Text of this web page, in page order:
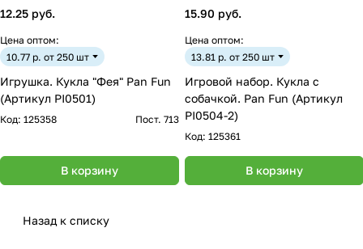
12.25 руб.
Цена оптом:
10.77 р. от 250 шт
Игрушка. Кукла "Фея" Pan Fun
(Артикул PI0501)
Код: 125358 Пост. 713
В корзину
15.90 руб.
Цена оптом:
13.81 р. от 250 шт
Игровой набор. Кукла с
собачкой. Pan Fun (Артикул
PI0504-2)
Код: 125361
В корзину
Назад к списку